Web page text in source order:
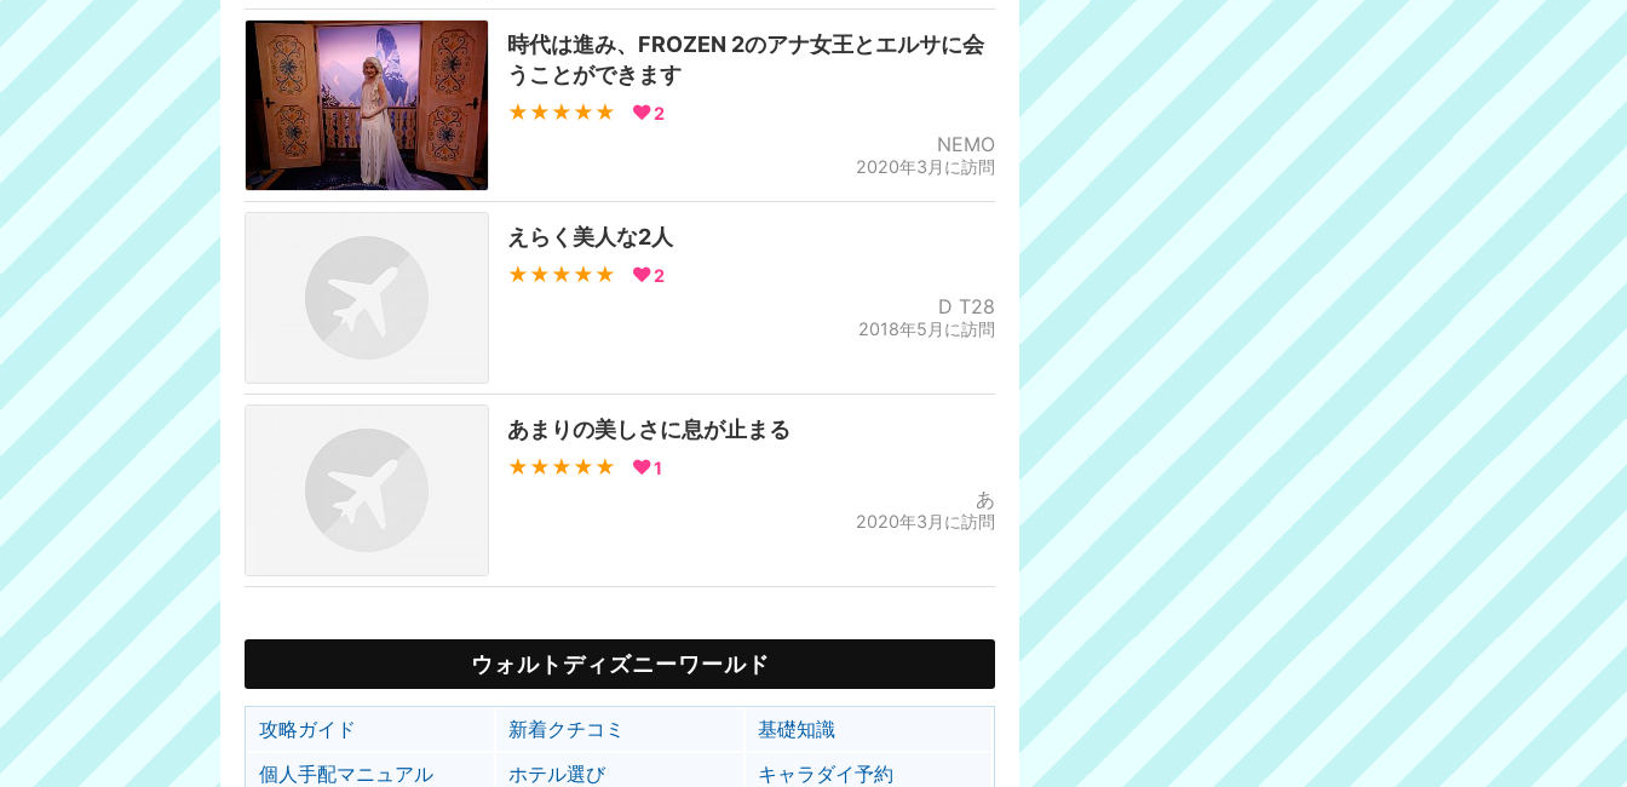
時代は進み、FROZEN 2のアナ女王とエルサに会
うことができます
★★★★★ 2
NEMO
2020年3月に訪問
えらく美人な2人
★★★★★ 2
D T28
2018年5月に訪問
あまりの美しさに息が止まる
★★★★★ 1
あ
2020年3月に訪問
ウォルトディズニーワールド
攻略ガイド 新着クチコミ
基礎知識
個人手配マニュアル
ホテル選び
キャラダイ予約